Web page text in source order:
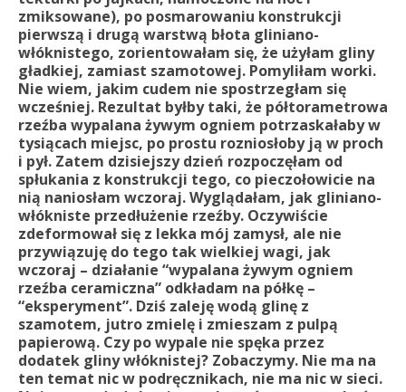
zmiksowane), po posmarowaniu konstrukcji
pierwszą i drugą warstwą błota gliniano-
włóknistego, zorientowałam się, że użyłam gliny
gładkiej, zamiast szamotowej. Pomyliłam worki.
Nie wiem, jakim cudem nie spostrzegłam się
wcześniej. Rezultat byłby taki, że półtorametrowa
rzeźba wypalana żywym ogniem potrzaskałaby w
tysiącach miejsc, po prostu rozniosłoby ją w proch
i pył. Zatem dzisiejszy dzień rozpoczęłam od
spłukania z konstrukcji tego, co pieczołowicie na
nią naniosłam wczoraj. Wyglądałam, jak gliniano-
włókniste przedłużenie rzeźby. Oczywiście
zdeformował się z lekka mój zamysł, ale nie
przywiązuję do tego tak wielkiej wagi, jak
wczoraj – działanie “wypalana żywym ogniem
rzeźba ceramiczna” odkładam na półkę –
“eksperyment”. Dziś zaleję wodą glinę z
szamotem, jutro zmielę i zmieszam z pulpą
papierową. Czy po wypale nie spęka przez
dodatek gliny włóknistej? Zobaczymy. Nie ma na
ten temat nic w podręcznikach, nie ma nic w sieci.